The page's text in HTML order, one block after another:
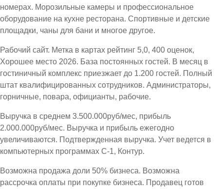
номерах. Морозильные камеры и профессиональное
оборудование на кухне ресторана. Спортивные и детские
площадки, чаны для бани и многое другое.
Рабочий сайт. Метка в картах рейтинг 5,0, 400 оценок,
Хорошее место 2026. База постоянных гостей. В месяц в
гостиничный комплекс приезжает до 1.200 гостей. Полный
штат квалифицированных сотрудников. Администраторы,
горничные, повара, официанты, рабочие.
Выручка в среднем 3.500.000руб/мес, прибыль
2.000.000руб/мес. Выручка и прибыль ежегодно
увеличиваются. Подтвержденная выручка. Учет ведется в
компьютерных программах С-1, Контур.
Возможна продажа доли 50% бизнеса. Возможна
рассрочка оплаты при покупке бизнеса. Продавец готов